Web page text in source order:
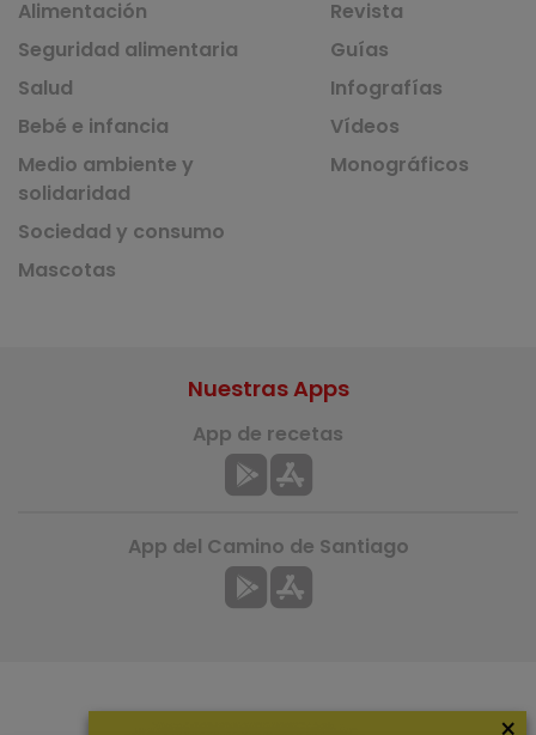
Alimentación
Seguridad alimentaria
Salud
Bebé e infancia
Medio ambiente y
solidaridad
Sociedad y consumo
Mascotas
Revista
Guías
Infografías
Vídeos
Monográficos
Nuestras Apps
App de recetas
App del Camino de Santiago